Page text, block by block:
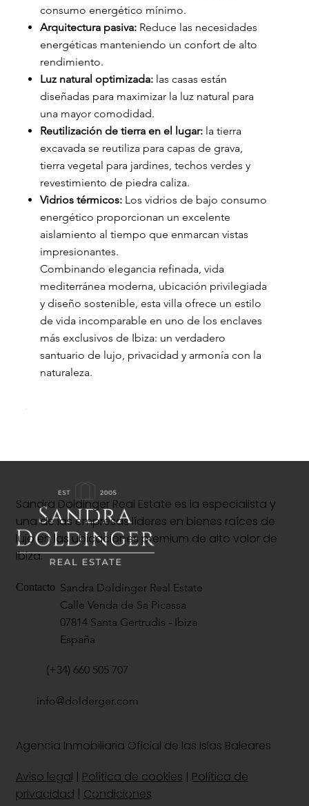
consumo energético mínimo.
Arquitectura pasiva:Reduce las necesidades
energéticas manteniendo un confort de alto
rendimiento.
Luz natural optimizada:las casas están
diseñadas para maximizar la luz natural para
una mayor comodidad.
Reutilización de tierra en el lugar:la tierra
excavada se reutiliza para capas de grava,
tierra vegetal para jardines, techos verdes y
revestimiento de piedra caliza.
Vidrios térmicos:Los vidrios de bajo consumo
energético proporcionan un excelente
aislamiento al tiempo que enmarcan vistas
impresionantes.
Combinando elegancia refinada, vida
mediterránea moderna, ubicación privilegiada
y diseño sostenible, esta villa ofrece un estilo
de vida incomparable en uno de los enclaves
más exclusivos de Ibiza: un verdadero
santuario de lujo, privacidad y armonía con la
naturaleza.
Sandra Doldinger Real Estate es la especialista y
una de las empresas líderes en bienes raíces de
lujo en las ubicaciones premium de alto valor de
Ibiza.
Agencia Inmobiliaria Oficial de las Islas Baleares
Contacto Sandra Doldinger Real Estate
Calle Venda de Sa Picassa
07814 Santa Gertrudis - Ibiza
España
Aviso legal | Política de cookies | Política de
privacidad | Condiciones
(+34) 660 505 707
info@dolderger.com